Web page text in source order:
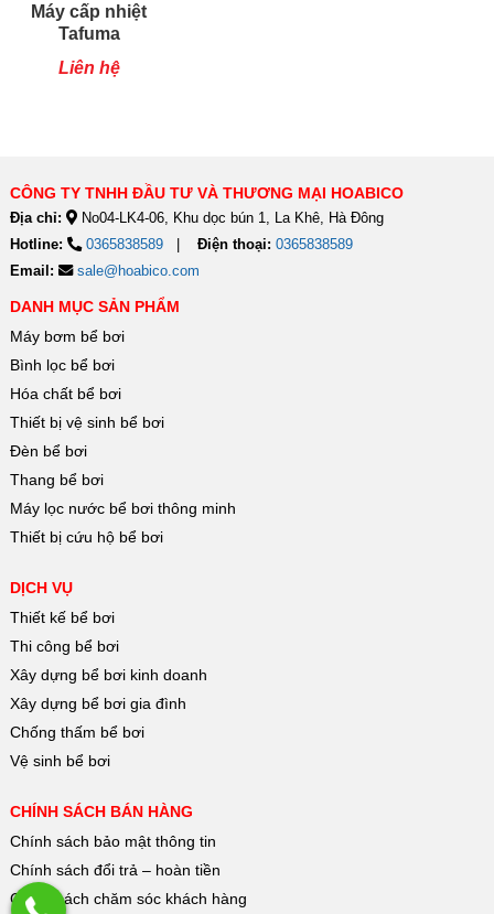
Máy cấp nhiệt
Tafuma
TSQ100RP
Liên hệ
CÔNG TY TNHH ĐẦU TƯ VÀ THƯƠNG MẠI HOABICO
Địa chỉ:
No04-LK4-06, Khu dọc bún 1, La Khê, Hà Đông
Hotline:
0365838589 Điện thoại: 0365838589
Email:
sale@hoabico.com
DANH MỤC SẢN PHẨM
Máy bơm bể bơi
Bình lọc bể bơi
Hóa chất bể bơi
Thiết bị vệ sinh bể bơi
Đèn bể bơi
Thang bể bơi
Máy lọc nước bể bơi thông minh
Thiết bị cứu hộ bể bơi
DỊCH VỤ
Thiết kế bể bơi
Thi công bể bơi
Xây dựng bể bơi kinh doanh
Xây dựng bể bơi gia đình
Chống thấm bể bơi
Vệ sinh bể bơi
CHÍNH SÁCH BÁN HÀNG
Chính sách bảo mật thông tin
Chính sách đổi trả – hoàn tiền
Chính sách chăm sóc khách hàng